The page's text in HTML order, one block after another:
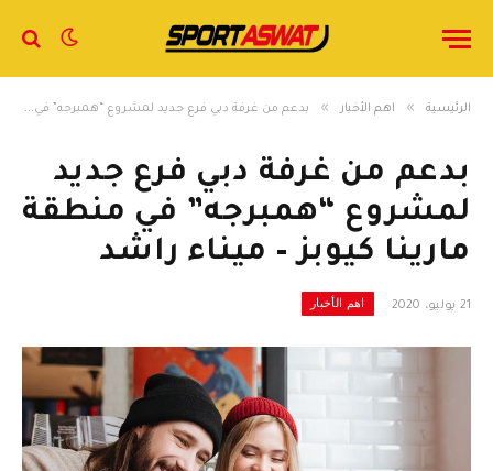
الرئيسية » اهم الأخبار » بدعم من غرفة دبي فرع جديد لمشروع “همبرجه” في منطقة مارينا كيوبز – ميناء راشد
بدعم من غرفة دبي فرع جديد
لمشروع “همبرجه” في منطقة
مارينا كيوبز – ميناء راشد
21 يوليو، 2020 اهم الأخبار